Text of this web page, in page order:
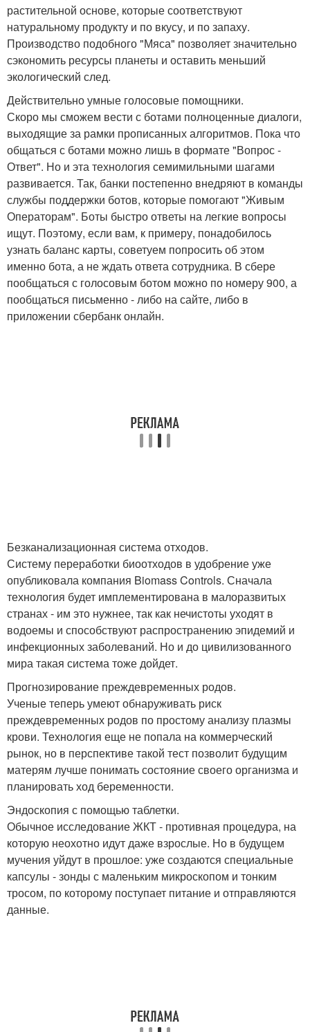
растительной основе, которые соответствуют
натуральному продукту и по вкусу, и по запаху.
Производство подобного "Мяса" позволяет значительно
сэкономить ресурсы планеты и оставить меньший
экологический след.
Действительно умные голосовые помощники.
Скоро мы сможем вести с ботами полноценные диалоги,
выходящие за рамки прописанных алгоритмов. Пока что
общаться с ботами можно лишь в формате "Вопрос -
Ответ". Но и эта технология семимильными шагами
развивается. Так, банки постепенно внедряют в команды
службы поддержки ботов, которые помогают "Живым
Операторам". Боты быстро ответы на легкие вопросы
ищут. Поэтому, если вам, к примеру, понадобилось
узнать баланс карты, советуем попросить об этом
именно бота, а не ждать ответа сотрудника. В сбере
пообщаться с голосовым ботом можно по номеру 900, а
пообщаться письменно - либо на сайте, либо в
приложении сбербанк онлайн.
Безканализационная система отходов.
Систему переработки биоотходов в удобрение уже
опубликовала компания Biomass Controls. Сначала
технология будет имплементирована в малоразвитых
странах - им это нужнее, так как нечистоты уходят в
водоемы и способствуют распространению эпидемий и
инфекционных заболеваний. Но и до цивилизованного
мира такая система тоже дойдет.
Прогнозирование преждевременных родов.
Ученые теперь умеют обнаруживать риск
преждевременных родов по простому анализу плазмы
крови. Технология еще не попала на коммерческий
рынок, но в перспективе такой тест позволит будущим
матерям лучше понимать состояние своего организма и
планировать ход беременности.
Эндоскопия с помощью таблетки.
Обычное исследование ЖКТ - противная процедура, на
которую неохотно идут даже взрослые. Но в будущем
мучения уйдут в прошлое: уже создаются специальные
капсулы - зонды с маленьким микроскопом и тонким
тросом, по которому поступает питание и отправляются
данные.